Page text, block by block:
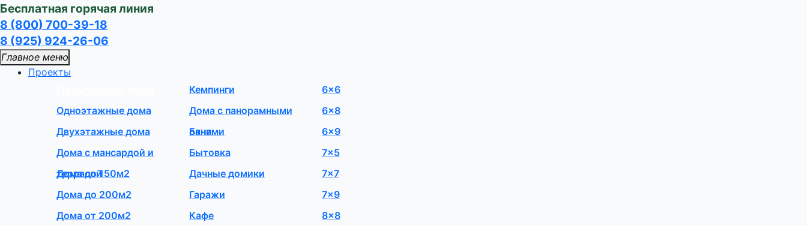
Бесплатная горячая линия
8 (800) 700-39-18
8 (925) 924-26-06
Главное меню
Проекты
Одноэтажные дома
Двухэтажные дома
Дома с мансардой и
террасой
Дома до 150м2
Дома до 200м2
Дома от 200м2
Кемпинги
Дома с панорамными
окнами
Бани
Бытовка
Дачные домики
Гаражи
Кафе
6×6
6×8
6×9
7×5
7×7
7×9
8×8